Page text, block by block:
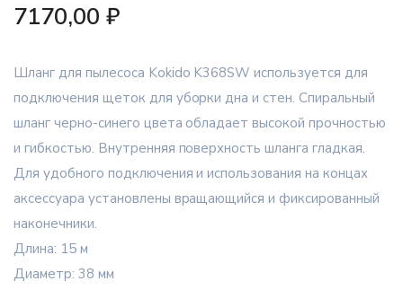
7170,00 ₽
Шланг для пылесоса Kokido K368SW используется для
подключения щеток для уборки дна и стен. Спиральный
шланг черно-синего цвета обладает высокой прочностью
и гибкостью. Внутренняя поверхность шланга гладкая.
Для удобного подключения и использования на концах
аксессуара установлены вращающийся и фиксированный
наконечники.
Длина: 15 м
Диаметр: 38 мм